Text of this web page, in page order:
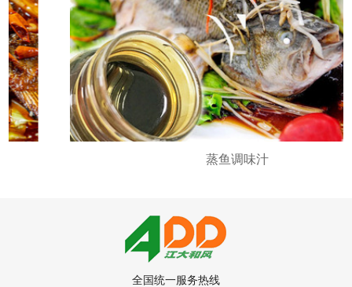
金汤酸菜汤底
全国统一服务热线